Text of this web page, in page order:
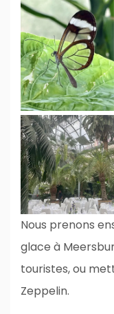
Nous prenons
glace à
touristes, ou
Zeppelin.